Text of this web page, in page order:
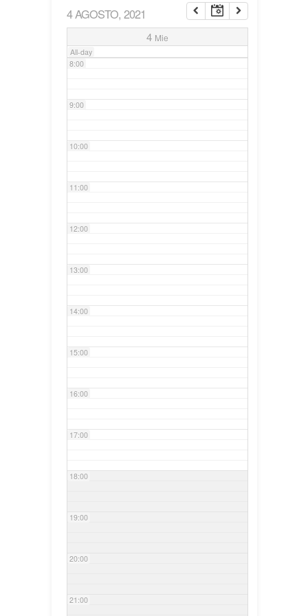
4 AGOSTO, 2021
4 Mie
All-day
7:00
8:00
9:00
10:00
11:00
12:00
13:00
14:00
15:00
16:00
17:00
18:00
19:00
20:00
21:00